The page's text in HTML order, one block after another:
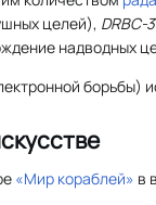
целей), DRBC-
надводных
борьбы)
«Мир кораблей» в